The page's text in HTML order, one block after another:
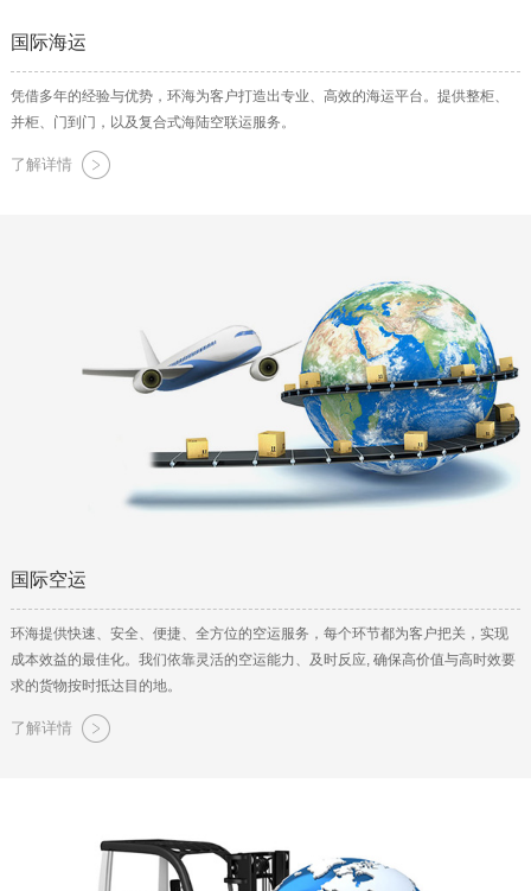
国际海运
凭借多年的经验与优势，环海为客户打造出专业、高效的海运平台。提供整柜、
并柜、门到门，以及复合式海陆空联运服务。
了解详情
国际空运
环海提供快速、安全、便捷、全方位的空运服务，每个环节都为客户把关，实现
成本效益的最佳化。我们依靠灵活的空运能力、及时反应, 确保高价值与高时效要
求的货物按时抵达目的地。
了解详情